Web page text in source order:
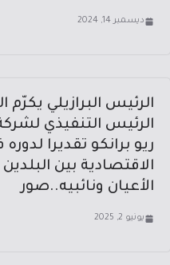
ديسمبر 14, 2024
الرئيس البرازيلي يكرّم
الرئيس التنفيذي
ريو برانكو تقديرا
الاقتصادية بين
الأعيان ونائبيه..صور
يونيو 2, 2025